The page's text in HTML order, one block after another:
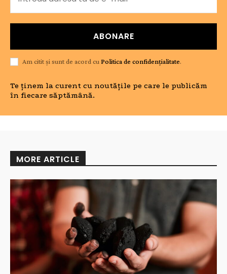
ABONARE
Am citit și sunt de acord cu Politica de confidențialitate.
Te ținem la curent cu noutățile pe care le publicăm
în fiecare săptămână.
MORE ARTICLE